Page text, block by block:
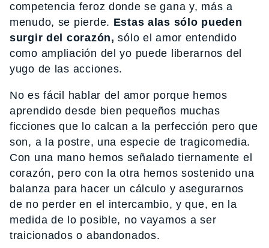
competencia feroz donde se gana y, más a
menudo, se pierde. Estas alas sólo pueden
surgir del corazón, sólo el amor entendido
como ampliación del yo puede liberarnos del
yugo de las acciones.
No es fácil hablar del amor porque hemos
aprendido desde bien pequeños muchas
ficciones que lo calcan a la perfección pero que
son, a la postre, una especie de tragicomedia.
Con una mano hemos señalado tiernamente el
corazón, pero con la otra hemos sostenido una
balanza para hacer un cálculo y asegurarnos
de no perder en el intercambio, y que, en la
medida de lo posible, no vayamos a ser
traicionados o abandonados.